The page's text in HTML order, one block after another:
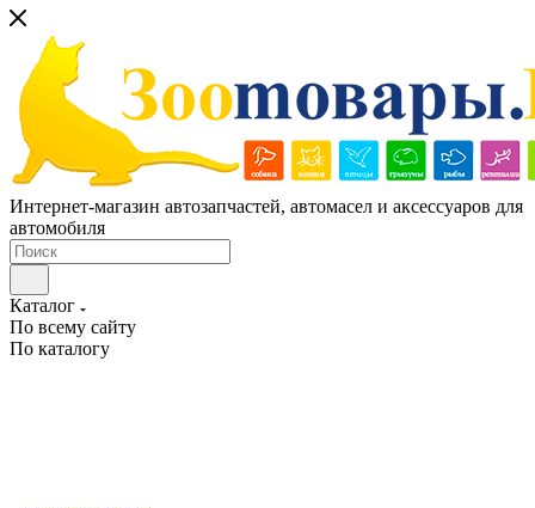
Интернет-магазин автозапчастей, автомасел и аксессуаров для
автомобиля
Каталог
По всему сайту
По каталогу